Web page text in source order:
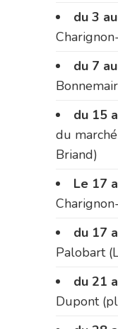
du 3
du 7
du 15
du
Briand)
Le 17
du 17
Palobart
du 21
Dupont